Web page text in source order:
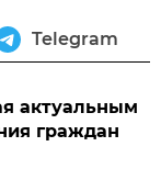
Telegram
актуальным
граждан